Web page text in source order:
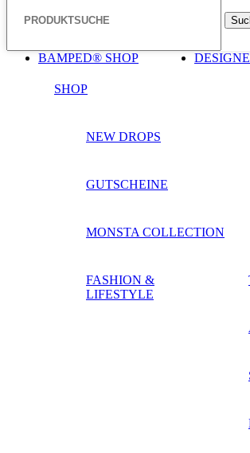
BAMPED® SHOP
SHOP
NEW DROPS
GUTSCHEINE
MONSTA COLLECTION
FASHION &
LIFESTYLE